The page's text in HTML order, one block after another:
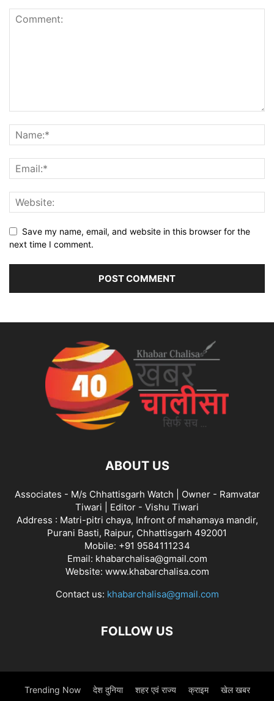
Save my name, email, and website in this browser for the
next time I comment.
ABOUT US
Associates - M/s Chhattisgarh Watch | Owner - Ramvatar
Tiwari | Editor - Vishu Tiwari
Address : Matri-pitri chaya, Infront of mahamaya mandir,
Purani Basti, Raipur, Chhattisgarh 492001
Mobile: +91 9584111234
Email: khabarchalisa@gmail.com
Website: www.khabarchalisa.com
Contact us: khabarchalisa@gmail.com
FOLLOW US
Trending Now देश दुनिया शहर एवं राज्य क्राइम खेल खबर